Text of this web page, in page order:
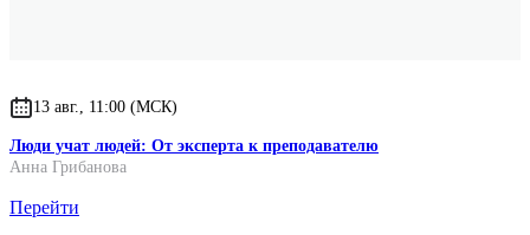
13 авг., 11:00 (МСК)
Люди учат людей: От эксперта к преподавателю
Анна Грибанова
Перейти